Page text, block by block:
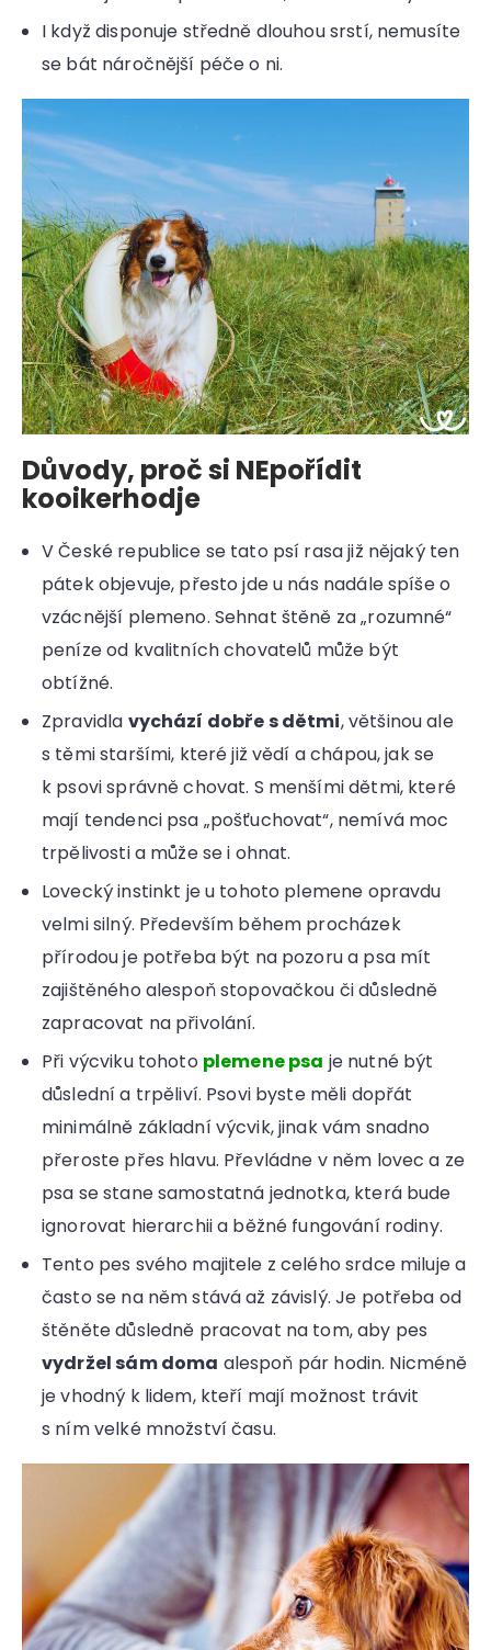
I když disponuje středně dlouhou srstí, nemusíte
se bát náročnější péče o ni.
Důvody, proč si NEpořídit
kooikerhodje
V České republice se tato psí rasa již nějaký ten
pátek objevuje, přesto jde u nás nadále spíše o
vzácnější plemeno. Sehnat štěně za „rozumné“
peníze od kvalitních chovatelů může být
obtížné.
Zpravidla vychází dobře s dětmi, většinou ale
s těmi staršími, které již vědí a chápou, jak se
k psovi správně chovat. S menšími dětmi, které
mají tendenci psa „pošťuchovat“, nemívá moc
trpělivosti a může se i ohnat.
Lovecký instinkt je u tohoto plemene opravdu
velmi silný. Především během procházek
přírodou je potřeba být na pozoru a psa mít
zajištěného alespoň stopovačkou či důsledně
zapracovat na přivolání.
Při výcviku tohoto plemene psa je nutné být
důslední a trpěliví. Psovi byste měli dopřát
minimálně základní výcvik, jinak vám snadno
přeroste přes hlavu. Převládne v něm lovec a ze
psa se stane samostatná jednotka, která bude
ignorovat hierarchii a běžné fungování rodiny.
Tento pes svého majitele z celého srdce miluje a
často se na něm stává až závislý. Je potřeba od
štěněte důsledně pracovat na tom, aby pes
vydržel sám doma alespoň pár hodin. Nicméně
je vhodný k lidem, kteří mají možnost trávit
s ním velké množství času.